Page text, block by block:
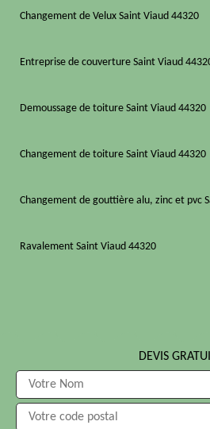
Changement de Velux Saint Viaud 44320
Entreprise de couverture Saint Viaud
Demoussage de toiture Saint Viaud 44320
Changement de toiture Saint Viaud 44320
Changement de gouttière alu, zinc et pvc
Ravalement Saint Viaud 44320
DEVIS